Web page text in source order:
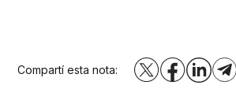
Compartí esta nota: X Facebook